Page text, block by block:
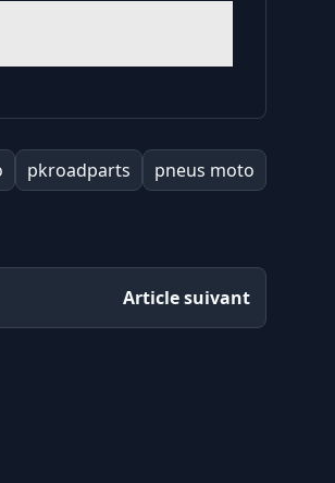
pkroadparts
pneus moto
Article suivant